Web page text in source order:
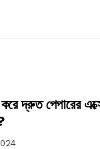
দ্রুত পেপারের